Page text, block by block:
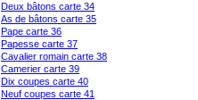
Deux bâtons carte 34
As de bâtons carte 35
Pape carte 36
Papesse carte 37
Cavalier romain carte 38
Camerier carte 39
Dix coupes carte 40
Neuf coupes carte 41